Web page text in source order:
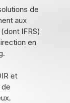
de
aux
IFRS)
en
et